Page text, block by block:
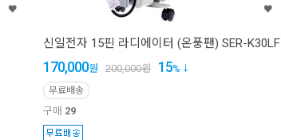
신일전자 15핀 라디에이터 (온풍팬) SER-K30LF
170,000원 200,000원 15%
무료배송
구매 29